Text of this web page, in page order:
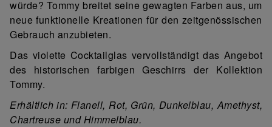
würde? Tommy breitet seine gewagten Farben aus, um
neue funktionelle Kreationen für den zeitgenössischen
Gebrauch anzubieten.
Das violette Cocktailglas vervollständigt das Angebot
des historischen farbigen Geschirrs der Kollektion
Tommy.
Erhältlich in: Flanell, Rot, Grün, Dunkelblau, Amethyst,
Chartreuse und Himmelblau.